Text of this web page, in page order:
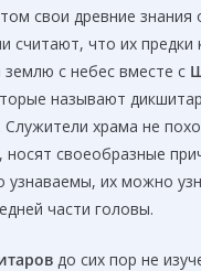
свои древние знания
считают, что их предки
землю с небес вместе с
называют
храма не
, носят своеобразные
узнаваемы, их можно
части головы.
до сих пор не